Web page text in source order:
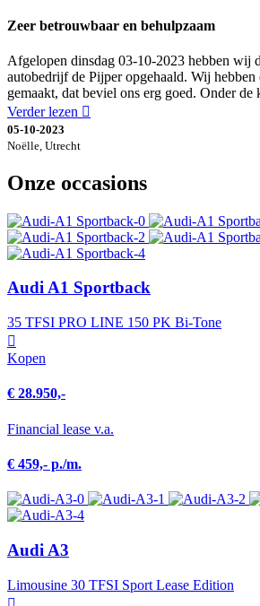
Zeer betrouwbaar en behulpzaam
Afgelopen dinsdag 03-10-2023 hebben wij
autobedrijf de Pijper opgehaald. Wij hebben
gemaakt, dat beviel ons erg goed. Onder
Verder lezen
05-10-2023
Noëlle, Utrecht
Onze occasions
Audi A1 Sportback
35 TFSI PRO LINE 150 PK Bi-Tone
Kopen
€ 28.950,-
Financial lease v.a.
€ 459,- p./m.
Audi A3
Limousine 30 TFSI Sport Lease Edition